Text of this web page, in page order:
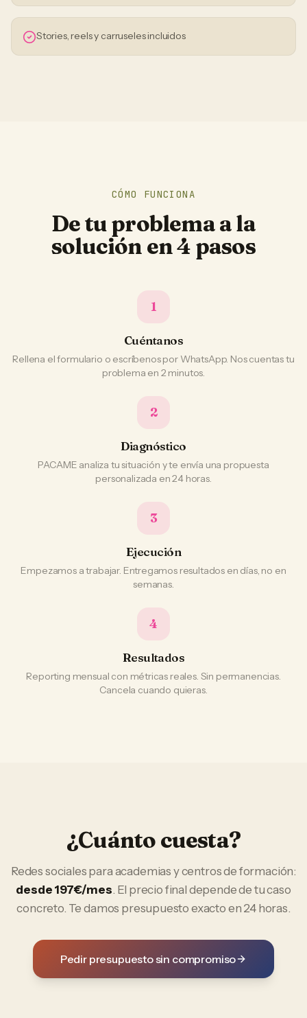
Stories, reels y carruseles incluidos
CÓMO FUNCIONA
De tu problema a la
solución en 4 pasos
1
Cuéntanos
Rellena el formulario o escríbenos por WhatsApp. Nos cuentas tu
problema en 2 minutos.
2
Diagnóstico
PACAME analiza tu situación y te envía una propuesta
personalizada en 24 horas.
3
Ejecución
Empezamos a trabajar. Entregamos resultados en días, no en
semanas.
4
Resultados
Reporting mensual con métricas reales. Sin permanencias.
Cancela cuando quieras.
¿Cuánto cuesta?
Redes sociales paraacademias y centros de formación:
desde 197€/mes. El precio final depende de tu caso
concreto. Te damos presupuesto exacto en 24 horas.
Pedir presupuesto sin compromiso